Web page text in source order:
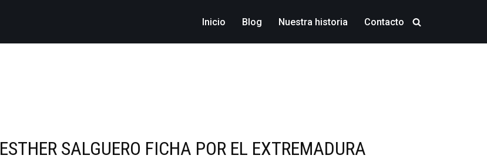
Inicio Blog Nuestra historia Contacto
ESTHER SALGUERO FICHA POR EL EXTREMADURA